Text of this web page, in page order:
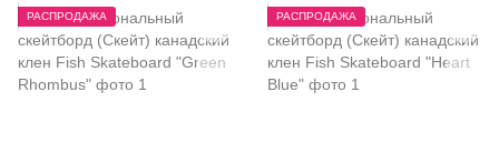
РАСПРОДАЖА РАСПРОДАЖА